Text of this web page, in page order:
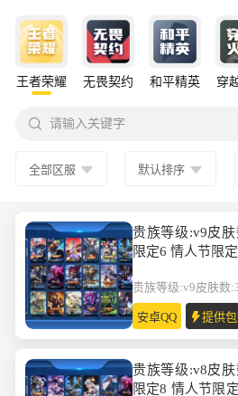
王者荣耀 无畏契约 和平精英 穿
 请输入关键字
全部区服 默认排序
贵族等级:v9皮
限定6 情人节限
贵族等级:v9皮肤数
安卓QQ 提供
贵族等级:v8皮
限定8 情人节限